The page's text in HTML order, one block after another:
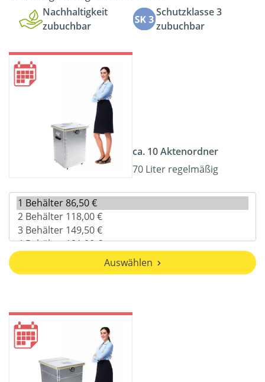
Nachhaltigkeit
zubuchbar
Schutzklasse 3
zubuchbar
ca. 10 Aktenordner
70 Liter regelmäßig
Auswählen